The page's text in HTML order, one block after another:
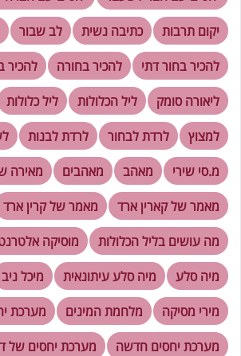
יקום תרבות
כתיבה נשית לב שבור
להכיר בחור דתי
להכיר בחורה
להכיר
ליאורה סומק
ליל הכלולות ליל כלולות
למצוץ
לרדת לבחור לרדת לבנות
מ.סי שירי
מאהב מאהבים
מאירה
מאמר של קארין ארד
מאמר של קרין ארד
מה עושים בליל הכלולות
מוסיקה
מיה סלע
מיה סלע עיתונאית מיכל ניב
מירי מסיקה
מלחמת המינים
מערכת
מערכת יחסים חדשה
מערכת יחסים של